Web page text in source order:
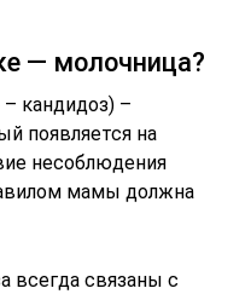
— молочница?
кандидоз) –
появляется на
несоблюдения
мамы должна
всегда связаны с